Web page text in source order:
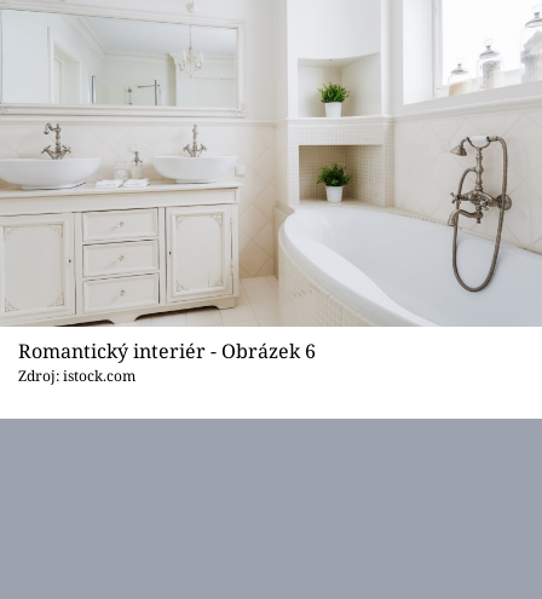
Romantický interiér - Obrázek 6
Zdroj: istock.com